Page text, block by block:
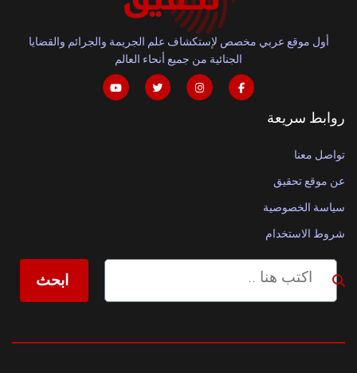
أول موقع عربي مخصص لإستكشاف علم الجريمة والجرائم والقضايا
الجنائية من جميع أنحاء العالم
روابط سريعة
تواصل معنا
عن موقع تحقيق
سياسة الخصوصية
شروط الاستخدام
ابحث